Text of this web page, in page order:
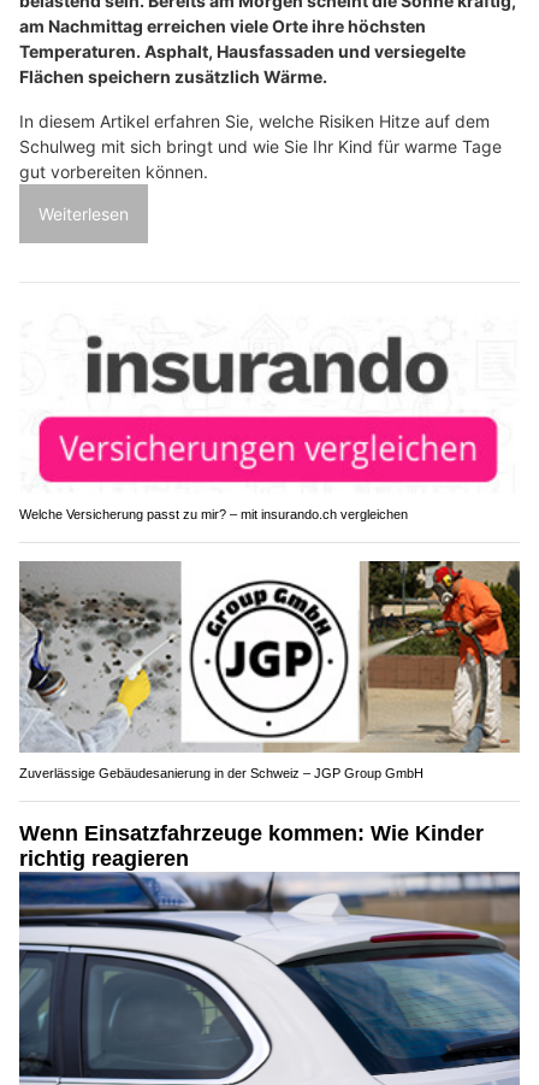
am Nachmittag erreichen viele Orte ihre höchsten
Temperaturen. Asphalt, Hausfassaden und versiegelte
Flächen speichern zusätzlich Wärme.
In diesem Artikel erfahren Sie, welche Risiken Hitze auf dem
Schulweg mit sich bringt und wie Sie Ihr Kind für warme Tage
gut vorbereiten können.
Weiterlesen
Welche Versicherung passt zu mir? – mit insurando.ch vergleichen
Zuverlässige Gebäudesanierung in der Schweiz – JGP Group GmbH
Wenn Einsatzfahrzeuge kommen: Wie Kinder
richtig reagieren